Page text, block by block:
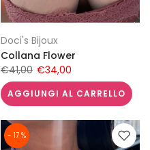
Doci's Bijoux
Collana Flower
€41,00 €34,00
AGGIUNGI AL CARRELLO
- 17 %